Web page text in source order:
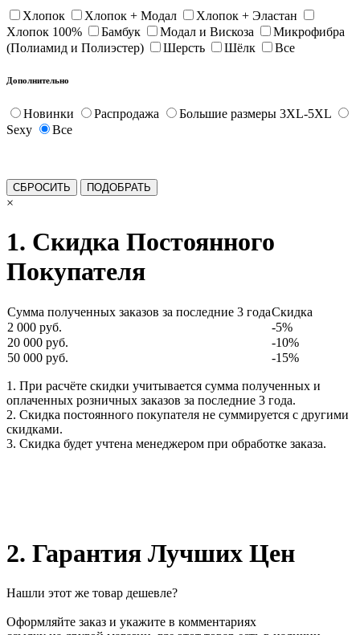
Хлопок Хлопок + Модал
Хлопок + Эластан
Хлопок 100%
Бамбук Модал и Вискоза
Микрофибра
(Полиамид и Полиэстер)
Шерсть Шёлк Все
Дополнительно
Новинки Распродажа
Большие размеры 3XL-5XL
Sexy
Все
×
1. Скидка Постоянного
Покупателя
Сумма полученных заказов за последние 3 годаСкидка
2 000 руб.
-5%
20 000 руб.
-10%
50 000 руб.
-15%
1. При расчёте скидки учитывается сумма полученных и
оплаченных розничных заказов за последние 3 года.
2. Скидка постоянного покупателя не суммируется с другими
скидками.
3. Скидка будет учтена менеджером при обработке заказа.
2. Гарантия Лучших Цен
Нашли этот же товар дешевле?
Оформляйте заказ и укажите в комментариях